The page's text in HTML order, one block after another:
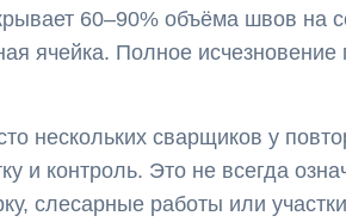
60–90% объёма швов на
ячейка. Полное
нескольких сварщиков у
и контроль. Это не всегда
слесарные работы или